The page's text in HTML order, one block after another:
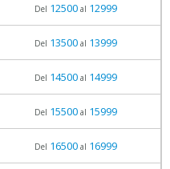
Del 12500al 12999
Del 13500al 13999
Del 14500al 14999
Del 15500al 15999
Del 16500al 16999